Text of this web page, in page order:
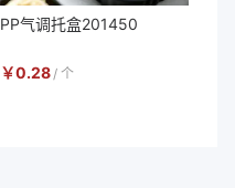
PP气调托盒201450
￥0.28 / 个